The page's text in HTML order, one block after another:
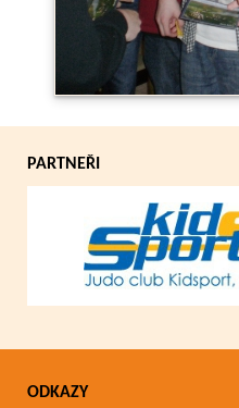
PARTNEŘI
ODKAZY